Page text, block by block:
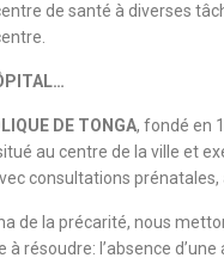
de santé à diverses
DE TONGA, fondé en
au centre de la ville et
consultations prénatales,
de la précarité, nous
à résoudre: l’absence